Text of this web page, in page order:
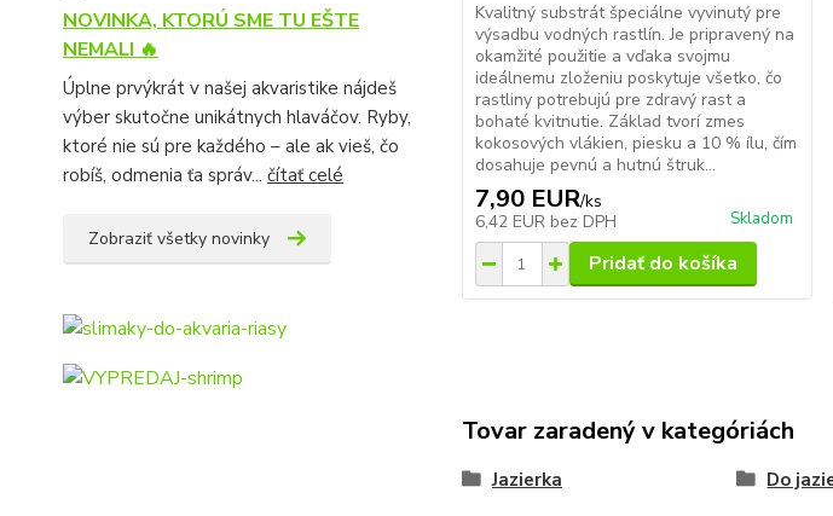
NOVINKA, KTORÚ SME TU EŠTE
NEMALI 🔥
Úplne prvýkrát v našej akvaristike nájdeš
výber skutočne unikátnych hlaváčov. Ryby,
ktoré nie sú pre každého – ale ak vieš, čo
robíš, odmenia ťa správ... čítať celé
Zobraziť všetky novinky
Kvalitný substrát špeciálne vyvinutý pre
výsadbu vodných rastlín. Je pripravený na
okamžité použitie a vďaka svojmu
ideálnemu zloženiu poskytuje všetko, čo
rastliny potrebujú pre zdravý rast a
bohaté kvitnutie. Základ tvorí zmes
kokosových vlákien, piesku a 10 % ílu, čím
dosahuje pevnú a hutnú štruk...
7,90 EUR/ks
6,42 EUR bez DPH Skladom
Pridať do košíka
Tovar zaradený v kategóriách
Jazierka Do